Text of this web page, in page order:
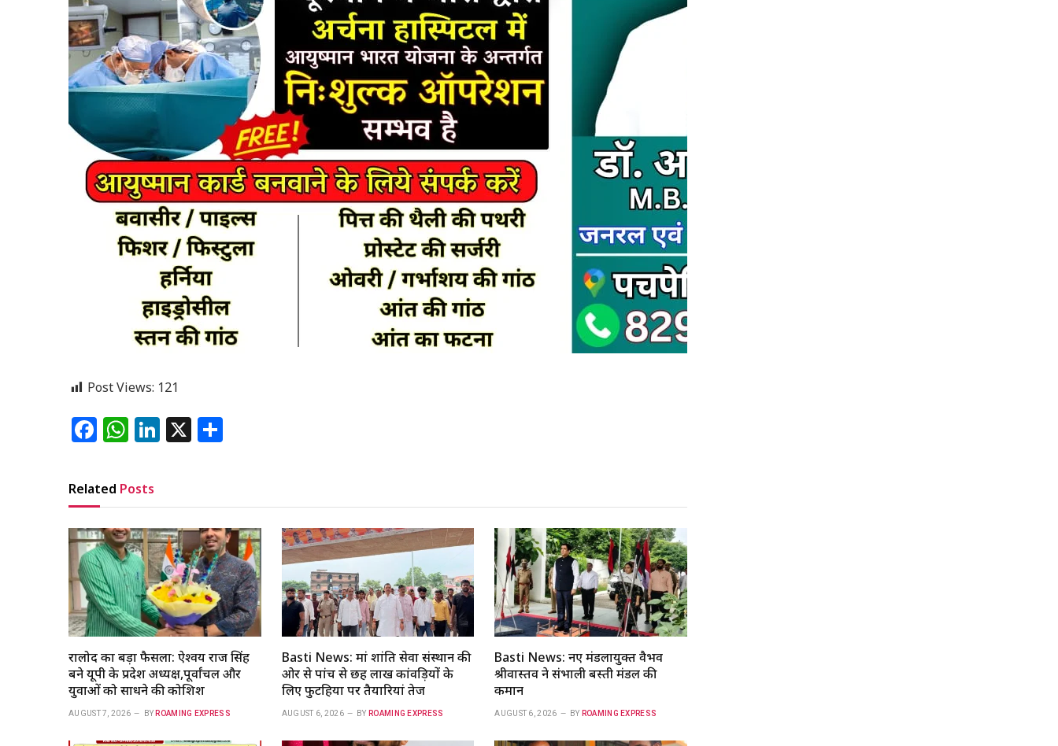
Post Views: 121
Facebook
WhatsApp
LinkedIn
X
Related Posts
रालोद का बड़ा फैसला: ऐश्वर्य राज सिंह
बने यूपी के प्रदेश अध्यक्ष,पूर्वांचल और
युवाओं को साधने की कोशिश
AUGUST 7, 2026 BY ROAMING EXPRESS
Basti News: मां शांति सेवा संस्थान की
ओर से पांच से छह लाख कांवड़ियों के
लिए फुटहिया पर तैयारियां तेज
AUGUST 6, 2026 BY ROAMING EXPRESS
Basti News: नए मंडलायुक्त वैभव
श्रीवास्तव ने संभाली बस्ती मंडल की
कमान
AUGUST 6, 2026 BY ROAMING EXPRESS